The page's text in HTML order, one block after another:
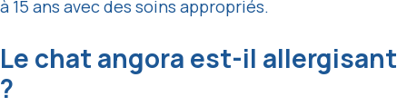
à 15 ans avec des soins appropriés.
Le chat angora est-il allergisant
?